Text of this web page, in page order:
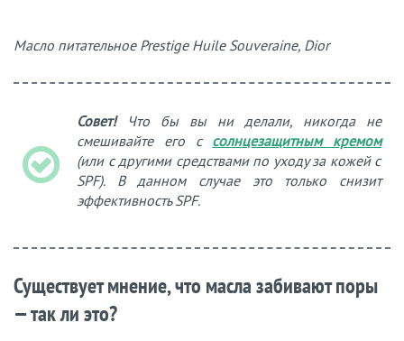
Масло питательное Prestige Huile Souveraine, Dior
Совет!
Что бы вы ни делали, никогда не
смешивайте его с солнцезащитным кремом
(или с другими средствами по уходу за кожей с
SPF). В данном случае это только снизит
эффективность SPF.
Существует мнение, что масла забивают поры
— так ли это?